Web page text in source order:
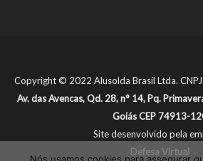
Copyright © 2022 Alusolda Brasil Ltda.
Av. das Avencas, Qd. 28, n° 14, Pq.
Goiás CEP 74913-
Site desenvolvido pela
Defesa Virtual